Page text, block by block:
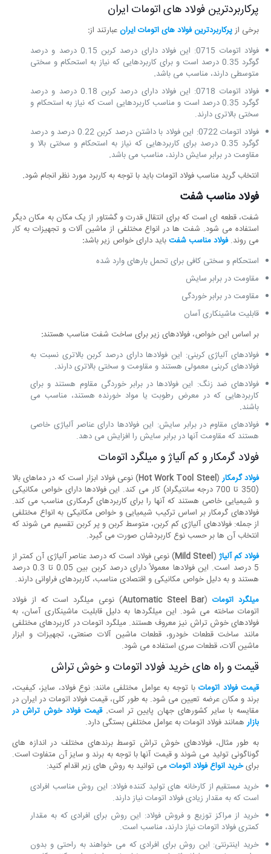
پرکاربردترین فولاد های اتومات ایران
برخی ازپرکاربردترین فولادهای اتومات ایرانعبارتند از:
فولاد اتومات 0715: این فولاد دارای درصد کربن 0.15 درصد و درصد
گوگرد 0.35 درصد است و برای کاربردهایی که نیاز به استحکام و سختی
متوسطی دارند، مناسب می باشد.
فولاد اتومات 0718: این فولاد دارای درصد کربن 0.18 درصد و درصد
گوگرد 0.35 درصد است و مناسب کاربردهایی است که نیاز به استحکام و
سختی بالاتری دارند.
فولاد اتومات 0722: این فولاد با داشتن درصد کربن 0.22 درصد و درصد
گوگرد 0.35 درصد برای کاربردهایی که نیاز به استحکام و سختی بالا و
مقاومت در برابر سایش دارند، مناسب می باشد.
انتخاب گرید مناسب فولاد اتومات باید با توجه به کاربرد مورد نظر انجام شود.
فولاد مناسب شفت
شفت، قطعه ای است که برای انتقال قدرت و گشتاور از یک مکان به مکان دیگر
استفاده می شود. شفت ها در انواع مختلفی از ماشین آلات و تجهیزات به کار
می روند.فولاد مناسب شفتباید دارای خواص زیر باشد:
استحکام و سختی کافی برای تحمل بارهای وارد شده
مقاومت در برابر سایش
مقاومت در برابر خوردگی
قابلیت ماشینکاری آسان
بر اساس این خواص، فولادهای زیر برای ساخت شفت مناسب هستند:
فولادهای آلیاژی کربنی: این فولادها دارای درصد کربن بالاتری نسبت به
فولادهای کربنی معمولی هستند و مقاومت و سختی بالاتری دارند.
فولادهای ضد زنگ: این فولادها در برابر خوردگی مقاوم هستند و برای
کاربردهایی که در معرض رطوبت یا مواد خورنده هستند، مناسب می
باشند.
فولادهای مقاوم در برابر سایش: این فولادها دارای عناصر آلیاژی خاصی
هستند که مقاومت آنها در برابر سایش را افزایش می دهد.
فولاد گرمکار و کم آلیاژ و میلگرد اتومات
فولاد گرمکار(
Hot Work Tool Steel) نوعی فولاد ابزار است که در دماهای بالا
(350 تا 700 درجه سانتیگراد) کار می کند. این فولادها دارای خواص مکانیکی
و شیمیایی خاصی هستند که آنها را برای کاربردهای گرمکاری مناسب می کند.
فولادهای گرمکار بر اساس ترکیب شیمیایی و خواص مکانیکی به انواع مختلفی
از جمله: فولادهای آلیاژی کم کربن، متوسط کربن و پر کربن تقسیم می شوند که
انتخاب آن ها بر حسب نوع کاربردشان صورت می گیرد.
فولاد کم آلیاژ(
Mild Steel) نوعی فولاد است که درصد عناصر آلیاژی آن کمتر از
5 درصد است. این فولادها معمولاً دارای درصد کربن بین 0.05 تا 0.3 درصد
هستند و به دلیل خواص مکانیکی و اقتصادی مناسب، کاربردهای فراوانی دارند.
میلگرد اتومات(
Automatic Steel Bar) نوعی میلگرد است که از فولاد
اتومات ساخته می شود. این میلگردها به دلیل قابلیت ماشینکاری آسان، به
فولادهای خوش تراش نیز معروف هستند. میلگرد اتومات در کاربردهای مختلفی
مانند ساخت قطعات خودرو، قطعات ماشین آلات صنعتی، تجهیزات و ابزار
ماشین آلات، قطعات سری استفاده می شود.
قیمت و راه های خرید فولاد اتومات و خوش تراش
قیمت فولاد اتوماتبا توجه به عوامل مختلفی مانند: نوع فولاد، سایز، کیفیت،
برند و مکان عرضه تعیین می شود. به طور کلی، قیمت فولاد اتومات در ایران در
مقایسه با سایر کشورهای جهان پایین تر است. قیمت فولاد خوش تراش در
بازارهمانند فولاد اتومات به عوامل مختلفی بستگی دارد.
به طور مثال، فولادهای خوش تراش توسط برندهای مختلف در اندازه های
گوناگونی تولید می شوند و قیمت آنها با توجه به برند و سایز آن متفاوت است.
برایخرید انواع فولاد اتومات می توانید به روش های زیر اقدام کنید:
خرید مستقیم از کارخانه های تولید کننده فولاد: این روش مناسب افرادی
است که به مقدار زیادی فولاد اتومات نیاز دارند.
خرید از مراکز توزیع و فروش فولاد: این روش برای افرادی که به مقدار
کمتری فولاد اتومات نیاز دارند، مناسب است.
خرید اینترنتی: این روش برای افرادی که می خواهند به راحتی و بدون